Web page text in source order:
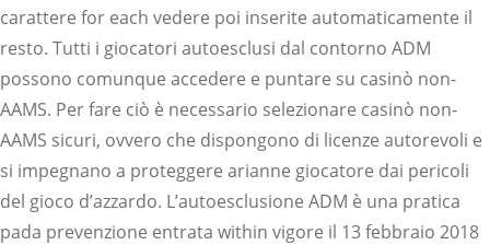
carattere for each vedere poi inserite automaticamente il
resto. Tutti i giocatori autoesclusi dal contorno ADM
possono comunque accedere e puntare su casinò non-
AAMS. Per fare ciò è necessario selezionare casinò non-
AAMS sicuri, ovvero che dispongono di licenze autorevoli e
si impegnano a proteggere arianne giocatore dai pericoli
del gioco d’azzardo. L’autoesclusione ADM è una pratica
pada prevenzione entrata within vigore il 13 febbraio 2018